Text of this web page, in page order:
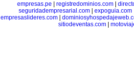
empresas.pe
registredominios.com
seguridadempresarial.com
expoguia.com
empresaslideres.com|
sitiodeventas.com